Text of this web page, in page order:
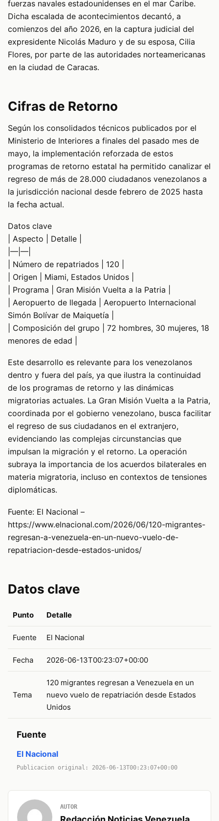
fuerzas navales estadounidenses en el mar Caribe.
Dicha escalada de acontecimientos decantó, a
comienzos del año 2026, en la captura judicial del
expresidente Nicolás Maduro y de su esposa, Cilia
Flores, por parte de las autoridades norteamericanas
en la ciudad de Caracas.
Cifras de Retorno
Según los consolidados técnicos publicados por el
Ministerio de Interiores a finales del pasado mes de
mayo, la implementación reforzada de estos
programas de retorno estatal ha permitido canalizar el
regreso de más de 28.000 ciudadanos venezolanos a
la jurisdicción nacional desde febrero de 2025 hasta
la fecha actual.
Datos clave
| Aspecto | Detalle |
|—|—|
| Número de repatriados | 120 |
| Origen | Miami, Estados Unidos |
| Programa | Gran Misión Vuelta a la Patria |
| Aeropuerto de llegada | Aeropuerto Internacional
Simón Bolívar de Maiquetía |
| Composición del grupo | 72 hombres, 30 mujeres, 18
menores de edad |
Este desarrollo es relevante para los venezolanos
dentro y fuera del país, ya que ilustra la continuidad
de los programas de retorno y las dinámicas
migratorias actuales. La Gran Misión Vuelta a la Patria,
coordinada por el gobierno venezolano, busca facilitar
el regreso de sus ciudadanos en el extranjero,
evidenciando las complejas circunstancias que
impulsan la migración y el retorno. La operación
subraya la importancia de los acuerdos bilaterales en
materia migratoria, incluso en contextos de tensiones
diplomáticas.
Fuente: El Nacional –
https://www.elnacional.com/2026/06/120-migrantes-
regresan-a-venezuela-en-un-nuevo-vuelo-de-
repatriacion-desde-estados-unidos/
Datos clave
Punto Detalle
Fuente El Nacional
Fecha 2026-06-13T00:23:07+00:00
Tema
120 migrantes regresan a Venezuela en un
nuevo vuelo de repatriación desde Estados
Unidos
Fuente
El Nacional
Publicacion original: 2026-06-13T00:23:07+00:00
AUTOR